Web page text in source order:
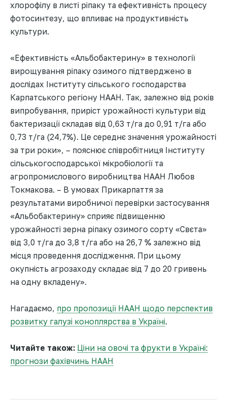
хлорофілу в листі ріпаку та ефективність процесу
фотосинтезу, що впливає на продуктивність
культури.
«Ефективність «Альбобактерину» в технології
вирощування ріпаку озимого підтверджено в
дослідах Інституту сільського господарства
Карпатського регіону НААН. Так, залежно від років
випробування, приріст урожайності культури від
бактеризації складав від 0,63 т/га до 0,91 т/га або
0,73 т/га (24,7%). Це середнє значення урожайності
за три роки», – пояснює співробітниця Інституту
сільськогосподарської мікробіології та
агропромислового виробництва НААН Любов
Токмакова. – В умовах Прикарпаття за
результатами виробничої перевірки застосування
«Альбобактерину» сприяє підвищенню
урожайності зерна ріпаку озимого сорту «Свєта»
від 3,0 т/га до 3,8 т/га або на 26,7 % залежно від
місця проведення дослідження. При цьому
окупність агрозаходу складає від 7 до 20 гривень
на одну вкладену».
Нагадаємо, про пропозиції НААН щодо перспектив
розвитку галузі коноплярства в Україні.
Читайте також: Ціни на овочі та фрукти в Україні:
прогнози фахівчинь НААН